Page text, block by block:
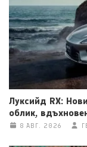
Луксийд RX:
облик,
8 АВГ. 2026